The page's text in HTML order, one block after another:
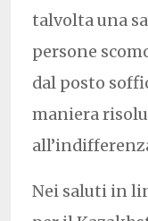
talvolta una
persone
dal posto
maniera
Nei saluti in